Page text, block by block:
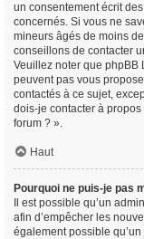
un consentement écrit
concernés. Si vous ne
mineurs âgés de moins
conseillons de contacter
Veuillez noter que phpBB
peuvent pas vous
contactés à ce sujet,
dois-je contacter à propos
forum ? ».
Haut
Pourquoi ne puis-je pas
Il est possible qu’un
afin d’empêcher les
également possible